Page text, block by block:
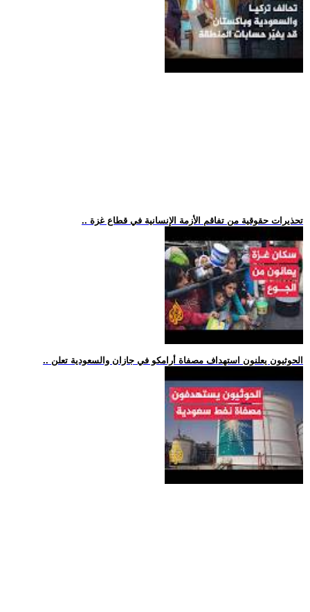
.. تحذيرات حقوقية من تفاقم الأزمة الإنسانية في قطاع غزة
.. الحوثيون يعلنون استهداف مصفاة أرامكو في جازان والسعودية تعلن